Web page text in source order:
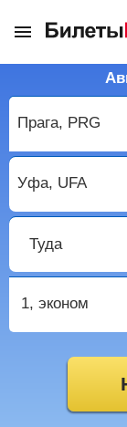
Туда
1, эконом